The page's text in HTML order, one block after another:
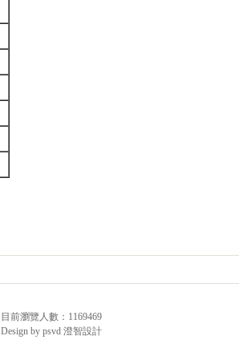
目前瀏覽人數：1169469
Design by psvd 澄智設計